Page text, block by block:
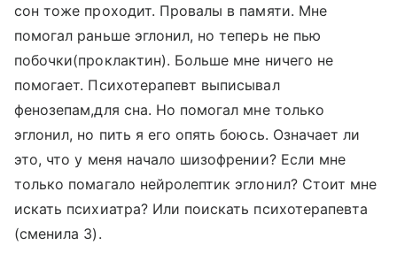
сон тоже проходит. Провалы в памяти. Мне
помогал раньше эглонил, но теперь не пью
побочки(проклактин). Больше мне ничего не
помогает. Психотерапевт выписывал
фенозепам,для сна. Но помогал мне только
эглонил, но пить я его опять боюсь. Означает ли
это, что у меня начало шизофрении? Если мне
только помагало нейролептик эглонил? Стоит мне
искать психиатра? Или поискать психотерапевта
(сменила 3).